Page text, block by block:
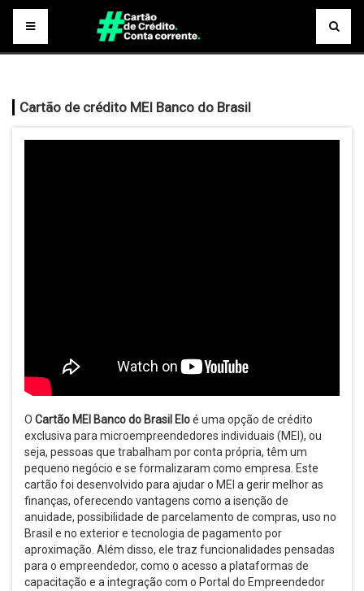
Cartão de crédito MEI Banco do Brasil
O Cartão MEI Banco do Brasil Eloé uma opção de crédito
exclusiva para microempreendedores individuais (MEI), ou
seja, pessoas que trabalham por conta própria, têm um
pequeno negócio e se formalizaram como empresa. Este
cartão foi desenvolvido para ajudar o MEI a gerir melhor as
finanças, oferecendo vantagens como a isenção de
anuidade, possibilidade de parcelamento de compras, uso no
Brasil e no exterior e tecnologia de pagamento por
aproximação. Além disso, ele traz funcionalidades pensadas
para o empreendedor, como o acesso a plataformas de
capacitação e a integração com o Portal do Empreendedor